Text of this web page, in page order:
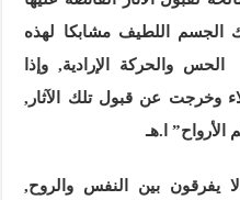
اللطيف مشابكا لهذه
والحركة الإرادية, وإذا
وخرجت عن قبول تلك الآثار,
ا.هـ
يفرقون بين النفس والروح,